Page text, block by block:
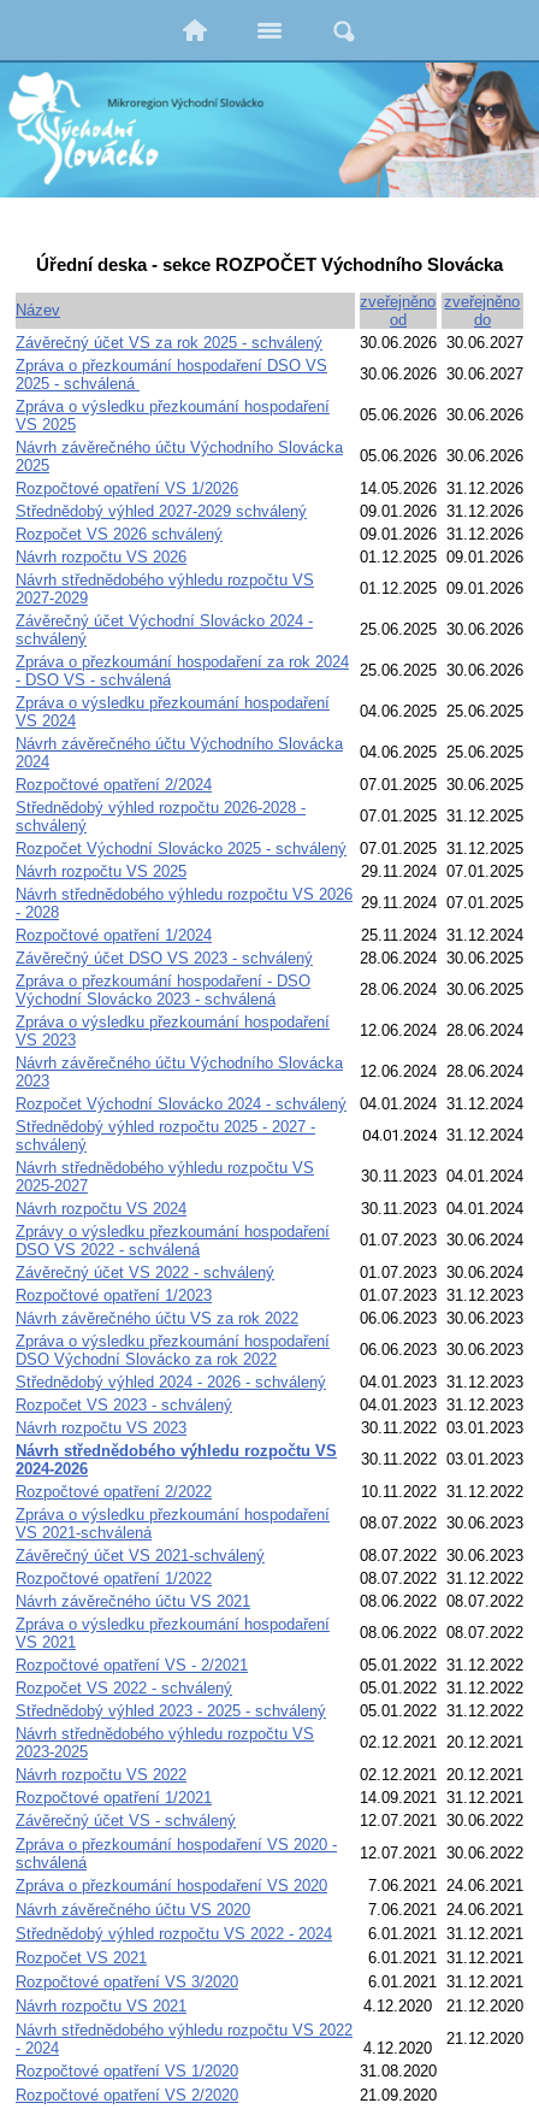
Úřední deska - sekce ROZPOČET Východního Slovácka
Název
zveřejněno
od
zveřejněno
do
Závěrečný účet VS za rok 2025 - schválený
30.06.2026 30.06.2027
Zpráva o přezkoumání hospodaření DSO VS
2025 - schválená
30.06.2026 30.06.2027
Zpráva o výsledku přezkoumání hospodaření
VS 2025
05.06.2026 30.06.2026
Návrh závěrečného účtu Východního Slovácka
2025
05.06.2026 30.06.2026
Rozpočtové opatření VS 1/2026
14.05.2026 31.12.2026
Střednědobý výhled 2027-2029 schválený
09.01.2026 31.12.2026
Rozpočet VS 2026 schválený
09.01.2026 31.12.2026
Návrh rozpočtu VS 2026
01.12.2025 09.01.2026
Návrh střednědobého výhledu rozpočtu VS
2027-2029
01.12.2025 09.01.2026
Závěrečný účet Východní Slovácko 2024 -
schválený
25.06.2025 30.06.2026
Zpráva o přezkoumání hospodaření za rok 2024
- DSO VS - schválená
25.06.2025 30.06.2026
Zpráva o výsledku přezkoumání hospodaření
VS 2024
04.06.2025 25.06.2025
Návrh závěrečného účtu Východního Slovácka
2024
04.06.2025 25.06.2025
Rozpočtové opatření 2/2024
07.01.2025 30.06.2025
Střednědobý výhled rozpočtu 2026-2028 -
schválený
07.01.2025 31.12.2025
Rozpočet Východní Slovácko 2025 - schválený
07.01.2025 31.12.2025
Návrh rozpočtu VS 2025
29.11.2024 07.01.2025
Návrh střednědobého výhledu rozpočtu VS 2026
- 2028
29.11.2024 07.01.2025
Rozpočtové opatření 1/2024
25.11.2024 31.12.2024
Závěrečný účet DSO VS 2023 - schválený
28.06.2024 30.06.2025
Zpráva o přezkoumání hospodaření - DSO
Východní Slovácko 2023 - schválená
28.06.2024 30.06.2025
Zpráva o výsledku přezkoumání hospodaření
VS 2023
12.06.2024 28.06.2024
Návrh závěrečného účtu Východního Slovácka
2023
12.06.2024 28.06.2024
Rozpočet Východní Slovácko 2024 - schválený
04.01.2024 31.12.2024
Střednědobý výhled rozpočtu 2025 - 2027 -
schválený
04.01.2024 31.12.2024
Návrh střednědobého výhledu rozpočtu VS
2025-2027
30.11.2023 04.01.2024
Návrh rozpočtu VS 2024
30.11.2023 04.01.2024
Zprávy o výsledku přezkoumání hospodaření
DSO VS 2022 - schválená
01.07.2023 30.06.2024
Závěrečný účet VS 2022 - schválený
01.07.2023 30.06.2024
Rozpočtové opatření 1/2023
01.07.2023 31.12.2023
Návrh závěrečného účtu VS za rok 2022
06.06.2023 30.06.2023
Zpráva o výsledku přezkoumání hospodaření
DSO Východní Slovácko za rok 2022
06.06.2023 30.06.2023
Střednědobý výhled 2024 - 2026 - schválený
04.01.2023 31.12.2023
Rozpočet VS 2023 - schválený
04.01.2023 31.12.2023
Návrh rozpočtu VS 2023
30.11.2022 03.01.2023
Návrh střednědobého výhledu rozpočtu VS
2024-2026
30.11.2022 03.01.2023
Rozpočtové opatření 2/2022
10.11.2022 31.12.2022
Zpráva o výsledku přezkoumání hospodaření
VS 2021-schválená
08.07.2022 30.06.2023
Závěrečný účet VS 2021-schválený
08.07.2022 30.06.2023
Rozpočtové opatření 1/2022
08.07.2022 31.12.2022
Návrh závěrečného účtu VS 2021
08.06.2022 08.07.2022
Zpráva o výsledku přezkoumání hospodaření
VS 2021
08.06.2022 08.07.2022
Rozpočtové opatření VS - 2/2021
05.01.2022 31.12.2022
Rozpočet VS 2022 - schválený
05.01.2022 31.12.2022
Střednědobý výhled 2023 - 2025 - schválený
05.01.2022 31.12.2022
Návrh střednědobého výhledu rozpočtu VS
2023-2025
02.12.2021 20.12.2021
Návrh rozpočtu VS 2022
02.12.2021 20.12.2021
Rozpočtové opatření 1/2021
14.09.2021 31.12.2021
Závěrečný účet VS - schválený
12.07.2021 30.06.2022
Zpráva o přezkoumání hospodaření VS 2020 -
schválená
12.07.2021 30.06.2022
Zpráva o přezkoumání hospodaření VS 2020
7.06.2021 24.06.2021
Návrh závěrečného účtu VS 2020
7.06.2021 24.06.2021
Střednědobý výhled rozpočtu VS 2022 - 2024
6.01.2021 31.12.2021
Rozpočet VS 2021
6.01.2021 31.12.2021
Rozpočtové opatření VS 3/2020
6.01.2021 31.12.2021
Návrh rozpočtu VS 2021
4.12.2020
21.12.2020
Návrh střednědobého výhledu rozpočtu VS 2022
- 2024
4.12.2020
21.12.2020
Rozpočtové opatření VS 1/2020
31.08.2020
Rozpočtové opatření VS 2/2020
21.09.2020